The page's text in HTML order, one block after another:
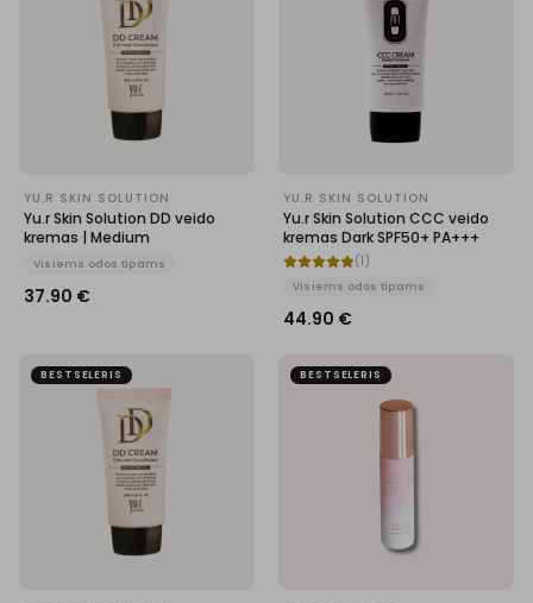
YU.R SKIN SOLUTION
Yu.r Skin Solution DD veido
kremas | Medium
Visiems odos tipams
37.90 €
YU.R SKIN SOLUTION
Yu.r Skin Solution CCC veido
kremas Dark SPF50+ PA+++
(1 )
Visiems odos tipams
44.90 €
BESTSELERIS BESTSELERIS